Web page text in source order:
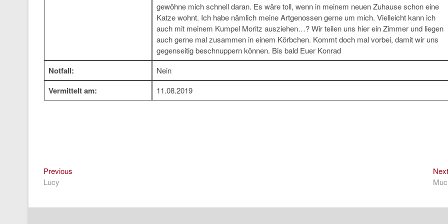
gewöhne mich schnell daran. Es wäre toll, wenn in meinem neuen Zuhause schon eine
Katze wohnt. Ich habe nämlich meine Artgenossen gerne um mich. Vielleicht kann ich
auch mit meinem Kumpel Moritz ausziehen…? Wir teilen uns hier ein Zimmer und liegen
auch gerne mal zusammen in einem Körbchen. Kommt doch mal vorbei, damit wir uns
gegenseitig beschnuppern können. Bis bald Euer Konrad
Notfall: Nein
Vermittelt am: 11.08.2019
Beitragsnavigation
Previous
Lucy
Next